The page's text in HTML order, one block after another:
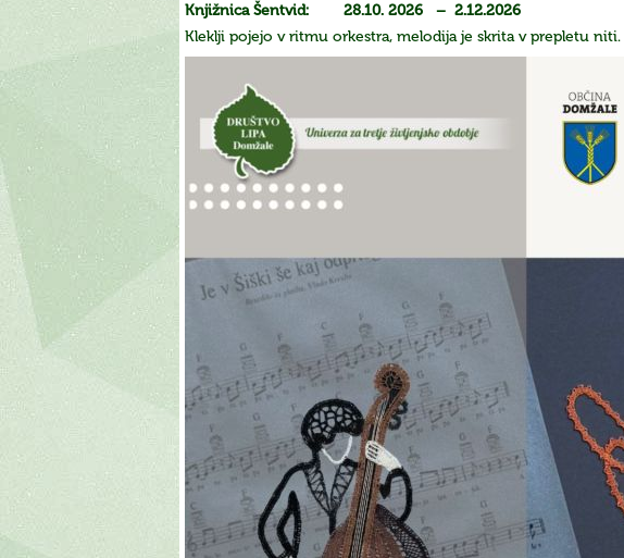
Knjižnica Šentvid: 28.10. 2026 – 2.12.2026
Kleklji pojejo v ritmu orkestra, melodija je skrita v prepletu niti.